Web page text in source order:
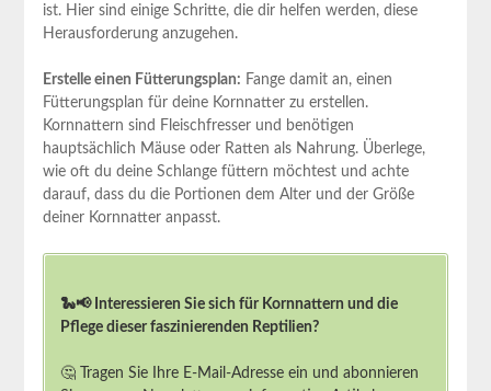
ist. Hier sind einige Schritte, die dir helfen werden, diese
Herausforderung anzugehen.
Erstelle einen Fütterungsplan: Fange damit an, einen
Fütterungsplan für deine Kornnatter zu erstellen.
Kornnattern sind Fleischfresser und benötigen
hauptsächlich Mäuse oder Ratten als Nahrung. Überlege,
wie oft du deine Schlange füttern möchtest und achte
darauf, dass du die Portionen dem Alter und der Größe
deiner Kornnatter anpasst.
🐍📢 Interessieren Sie sich für Kornnattern und die
Pflege dieser faszinierenden Reptilien?
🤔 Tragen Sie Ihre E-Mail-Adresse ein und abonnieren